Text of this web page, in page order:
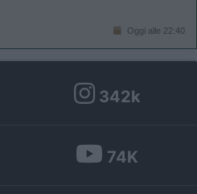
Oggi alle 22:40
342k
74K